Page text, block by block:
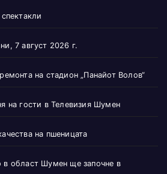
7 август 2026 г.
на стадион „Панайот Волов“
на гости в Телевизия Шумен
на пшеницата
в област Шумен ще започне в